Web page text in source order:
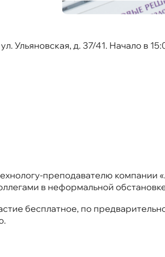
Ульяновская, д. 37/41. Начало в
преподавателю компании
в неформальной
бесплатное, по